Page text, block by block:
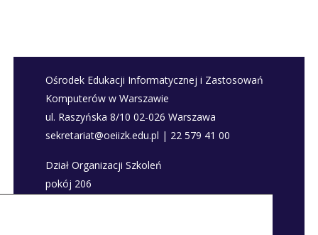
Ośrodek Edukacji Informatycznej i Zastosowań
Komputerów w Warszawie
ul. Raszyńska 8/10 02-026 Warszawa
sekretariat@oeiizk.edu.pl | 22 579 41 00
Dział Organizacji Szkoleń
pokój 206